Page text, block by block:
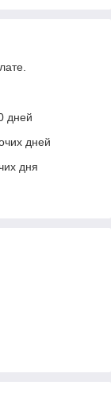
дней
дней
дня